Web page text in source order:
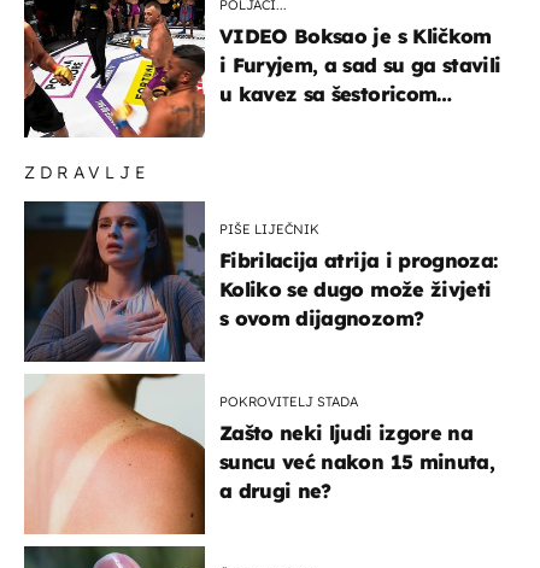
ZDRAVLJE
PIŠE LIJEČNIK
Fibrilacija atrija i prognoza:
Koliko se dugo može živjeti
s ovom dijagnozom?
POKROVITELJ STADA
Zašto neki ljudi izgore na
suncu već nakon 15 minuta,
a drugi ne?
POLJACI...
VIDEO Boksao je s Kličkom
i Furyjem, a sad su ga stavili
u kavez sa šestoricom